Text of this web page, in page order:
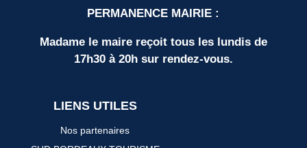
PERMANENCE MAIRIE :
Madame le maire reçoit tous les lundis de
17h30 à 20h sur rendez-vous.
LIENS UTILES
Nos partenaires